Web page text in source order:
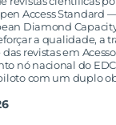
Access Standard
Diamond
a qualidade, a
revistas em
nó nacional do
com um duplo